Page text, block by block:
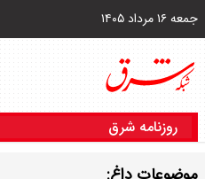
جمعه ۱۶ مرداد ۱۴۰۵
روزنامه شرق